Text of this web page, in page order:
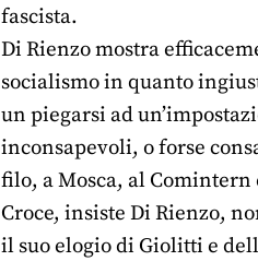
fascista.
Di Rienzo mostra
socialismo in quanto
un piegarsi ad
inconsapevoli, o forse
filo, a Mosca, al
Croce, insiste Di Rienzo,
il suo elogio di Giolitti e